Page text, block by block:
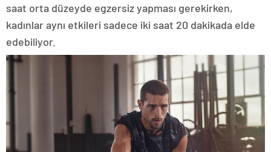
saat orta düzeyde egzersiz yapması gerekirken,
kadınlar aynı etkileri sadece iki saat 20 dakikada elde
edebiliyor.